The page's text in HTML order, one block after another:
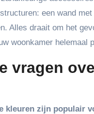
een wand
Alles draait om het
woonkamer helemaal
vragen
kleuren zijn populair